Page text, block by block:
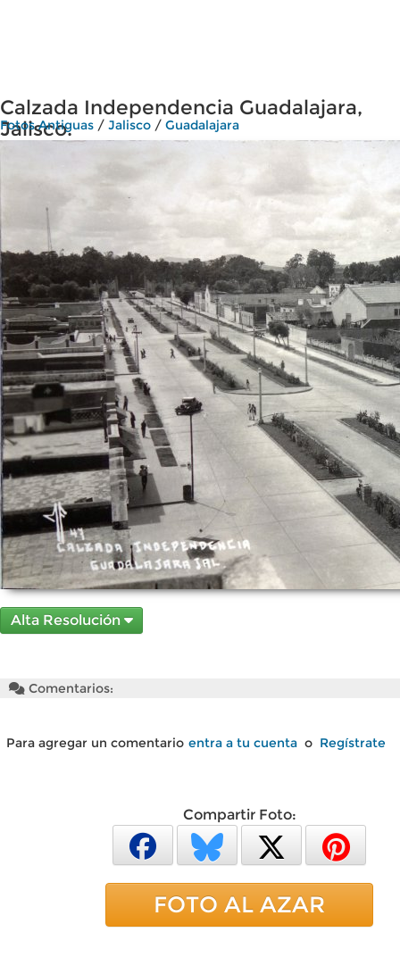
Calzada Independencia Guadalajara,
Jalisco.
Fotos Antiguas / Jalisco / Guadalajara
Alta Resolución
Comentarios:
Para agregar un comentario entra a tu cuenta o Regístrate
Compartir Foto:
FOTO AL AZAR